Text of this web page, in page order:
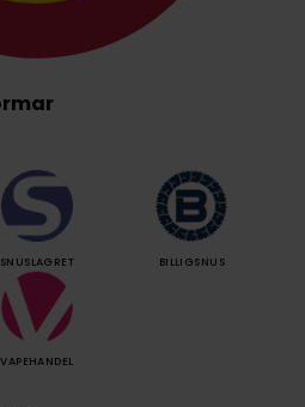
SNUSLAGRET BILLIGSNUS
VAPEHANDEL